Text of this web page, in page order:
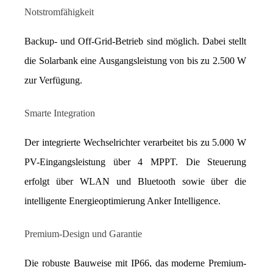
Notstromfähigkeit
Backup- und Off-Grid-Betrieb sind möglich. Dabei stellt
die Solarbank eine Ausgangsleistung von bis zu 2.500 W
zur Verfügung.
Smarte Integration
Der integrierte Wechselrichter verarbeitet bis zu 5.000 W
PV-Eingangsleistung über 4 MPPT. Die Steuerung
erfolgt über WLAN und Bluetooth sowie über die
intelligente Energieoptimierung Anker Intelligence.
Premium-Design und Garantie
Die robuste Bauweise mit IP66, das moderne Premium-